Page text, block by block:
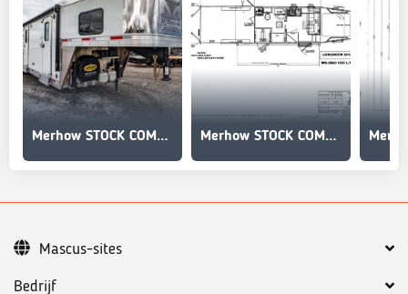
Merhow STOCK COMBO NON-STANDARD FLOOR PLAN Merhow STOCK COMBO NON-STANDARD FLOOR PLAN
Bedrijf
Mascus-sites